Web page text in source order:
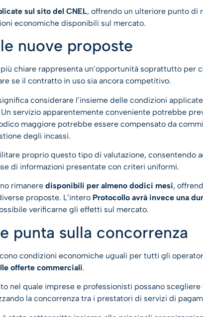
sul sito del CNEL, offrendo un ulteriore punto di
economiche disponibili sul mercato.
nuove proposte
chiare rappresenta un’opportunità soprattutto per
se il contratto in uso sia ancora competitivo.
considerare l’insieme delle condizioni
servizio apparentemente conveniente potrebbe
maggiore potrebbe essere compensato da
degli incassi.
proprio questo tipo di valutazione, consentendo
di informazioni presentate con criteri uniformi.
rimanere disponibili per almeno dodici mesi,
proposte. L’intero Protocollo avrà invece una
verificarne gli effetti sul mercato.
punta sulla concorrenza
condizioni economiche uguali per tutti gli
offerte commerciali.
nel quale imprese e professionisti possano
la concorrenza tra i prestatori di servizi di